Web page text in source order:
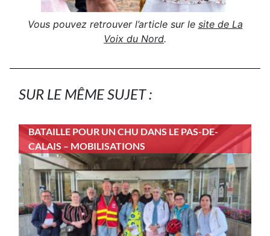
Vous pouvez retrouver l’article sur le site de La
Voix du Nord.
SUR LE MÊME SUJET :
BATAILLE POUR UN CHU DANS LE PAS-DE-
CALAIS – MOBILISATIONS